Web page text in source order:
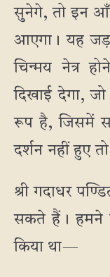
सुनेगे, तो इन
आएगा। यह जड़
चिन्मय नेत्र
दिखाई देगा,
रूप है, जिसमें
दर्शन नहीं हुए
श्री गदाधर
सकते हैं। हमने
किया था—